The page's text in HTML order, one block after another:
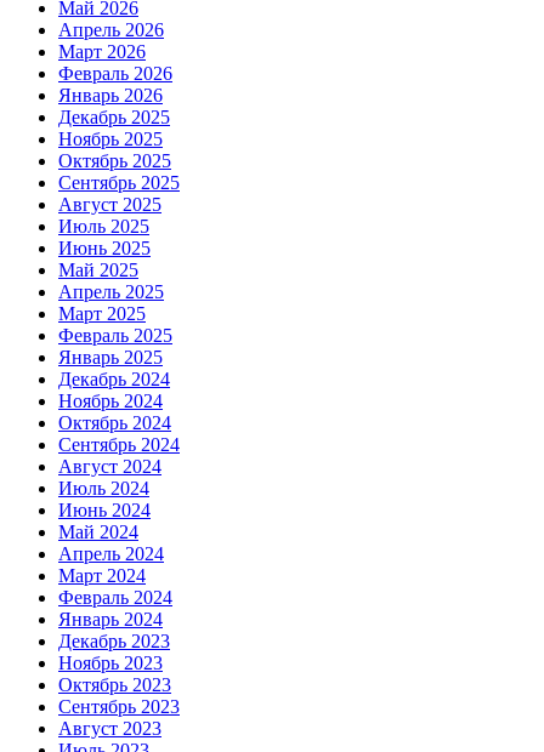
Май 2026
Апрель 2026
Март 2026
Февраль 2026
Январь 2026
Декабрь 2025
Ноябрь 2025
Октябрь 2025
Сентябрь 2025
Август 2025
Июль 2025
Июнь 2025
Май 2025
Апрель 2025
Март 2025
Февраль 2025
Январь 2025
Декабрь 2024
Ноябрь 2024
Октябрь 2024
Сентябрь 2024
Август 2024
Июль 2024
Июнь 2024
Май 2024
Апрель 2024
Март 2024
Февраль 2024
Январь 2024
Декабрь 2023
Ноябрь 2023
Октябрь 2023
Сентябрь 2023
Август 2023